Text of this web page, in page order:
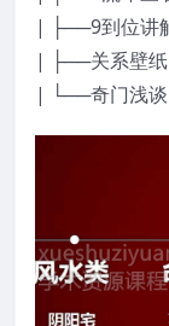
| ├──9到位讲
| ├──关系壁
| └──奇门浅